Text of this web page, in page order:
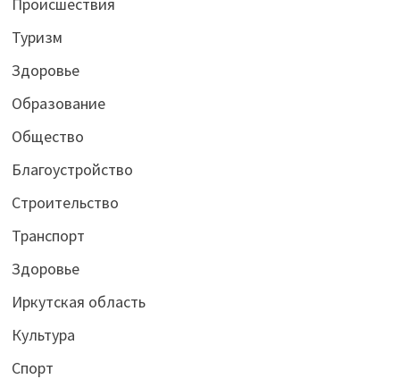
Туризм
Здоровье
Образование
Общество
Благоустройство
Строительство
Транспорт
Здоровье
Иркутская область
Культура
Спорт